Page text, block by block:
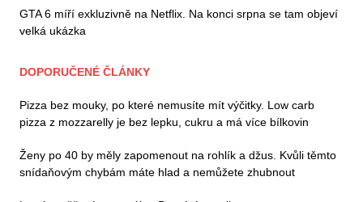
GTA 6 míří exkluzivně na Netflix. Na konci srpna se tam objeví
velká ukázka
DOPORUČENÉ ČLÁNKY
Pizza bez mouky, po které nemusíte mít výčitky. Low carb
pizza z mozzarelly je bez lepku, cukru a má více bílkovin
Ženy po 40 by měly zapomenout na rohlík a džus. Kvůli těmto
snídaňovým chybám máte hlad a nemůžete zhubnout